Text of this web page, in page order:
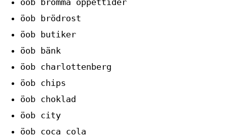
öob brödrost
öob butiker
öob bänk
öob charlottenberg
öob chips
öob choklad
öob city
öob coca cola